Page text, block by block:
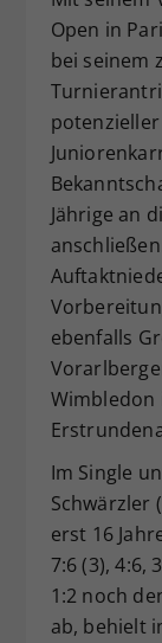
Open in
bei seinem
Jährige an
ebenfalls
Wimbledon
Im Single
Schwärzler
erst 16
7:6 (3), 4:6,
1:2 noch
ab, behielt